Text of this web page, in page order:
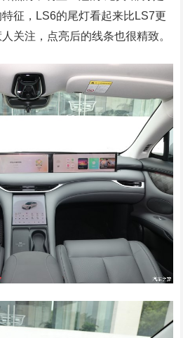
征，LS6的尾灯看起来比LS7更
关注，点亮后的线条也很精致。